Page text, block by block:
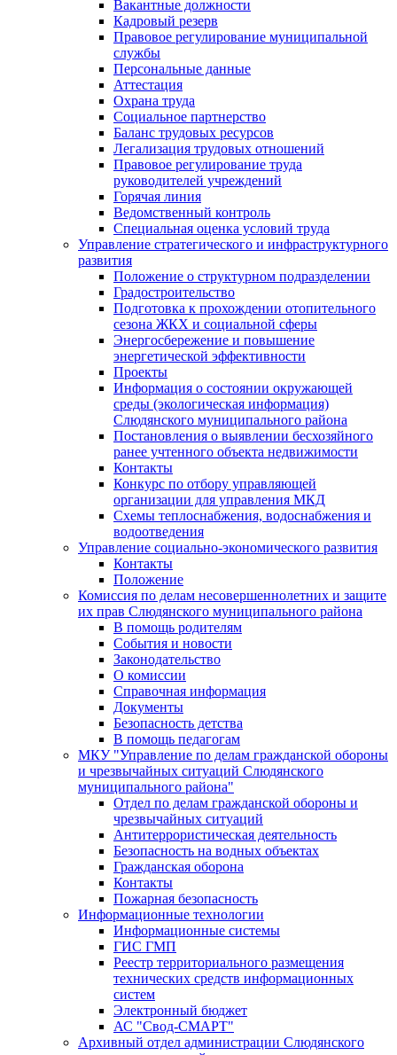
Вакантные должности
Кадровый резерв
Правовое регулирование муниципальной
службы
Персональные данные
Аттестация
Охрана труда
Социальное партнерство
Баланс трудовых ресурсов
Легализация трудовых отношений
Правовое регулирование труда
руководителей учреждений
Горячая линия
Ведомственный контроль
Специальная оценка условий труда
Управление стратегического и инфраструктурного
развития
Положение о структурном подразделении
Градостроительство
Подготовка к прохождении отопительного
сезона ЖКХ и социальной сферы
Энергосбережение и повышение
энергетической эффективности
Проекты
Информация о состоянии окружающей
среды (экологическая информация)
Слюдянского муниципального района
Постановления о выявлении бесхозяйного
ранее учтенного объекта недвижимости
Контакты
Конкурс по отбору управляющей
организации для управления МКД
Схемы теплоснабжения, водоснабжения и
водоотведения
Управление социально-экономического развития
Контакты
Положение
Комиссия по делам несовершеннолетних и защите
их прав Слюдянского муниципального района
В помощь родителям
События и новости
Законодательство
О комиссии
Справочная информация
Документы
Безопасность детства
В помощь педагогам
МКУ "Управление по делам гражданской обороны
и чрезвычайных ситуаций Слюдянского
муниципального района"
Отдел по делам гражданской обороны и
чрезвычайных ситуаций
Антитеррористическая деятельность
Безопасность на водных объектах
Гражданская оборона
Контакты
Пожарная безопасность
Информационные технологии
Информационные системы
ГИС ГМП
Реестр территориального размещения
технических средств информационных
систем
Электронный бюджет
АС "Свод-СМАРТ"
Архивный отдел администрации Слюдянского